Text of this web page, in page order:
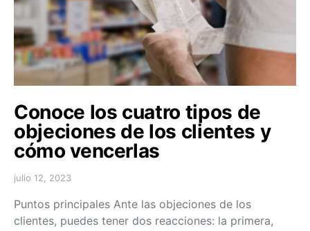
Conoce los cuatro tipos de
objeciones de los clientes y
cómo vencerlas
julio 12, 2023
Puntos principales Ante las objeciones de los
clientes, puedes tener dos reacciones: la primera,